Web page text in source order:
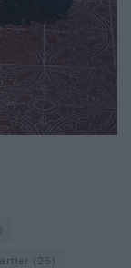
(25)